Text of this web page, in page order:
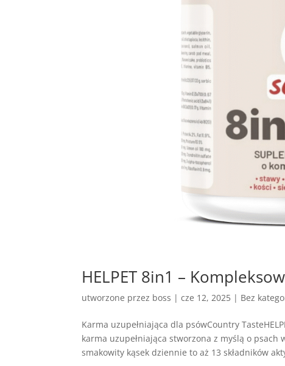
HELPET 8in1 –
utworzone przez boss |cze 12, 2025 | Bez
Karma uzupełniająca dla psówCountry
karma uzupełniająca stworzona z myślą o
smakowity kąsek dziennie to aż 13 składników